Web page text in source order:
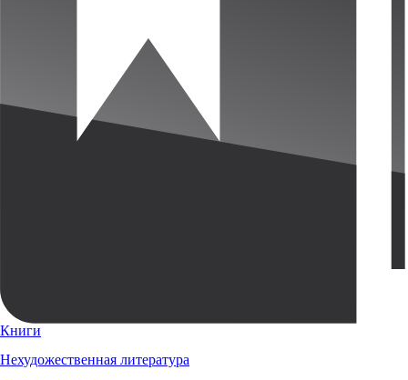
Книги
Нехудожественная литература